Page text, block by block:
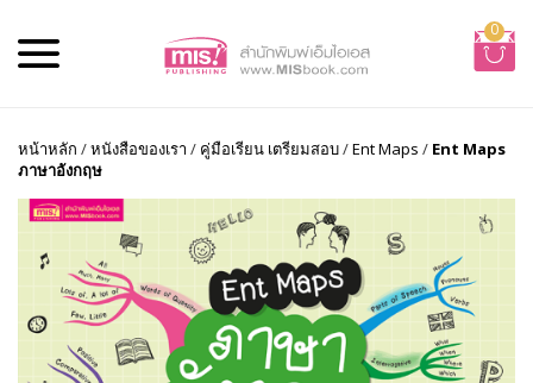
0
หน้าหลัก /หนังสือของเรา / คู่มือเรียน เตรียมสอบ/Ent Maps / Ent Maps
ภาษาอังกฤษ